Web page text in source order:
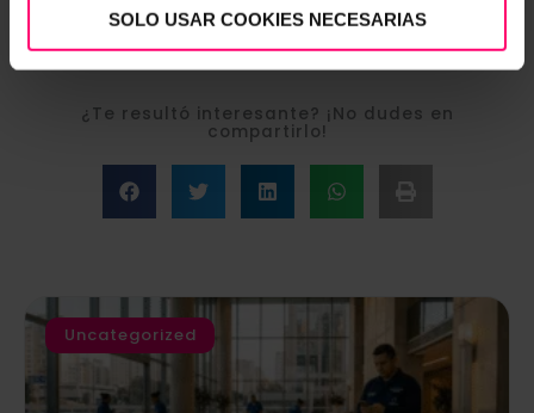
SOLO USAR COOKIES NECESARIAS
FITUR
¿Te resultó interesante? ¡No dudes en
compartirlo!
Uncategorized